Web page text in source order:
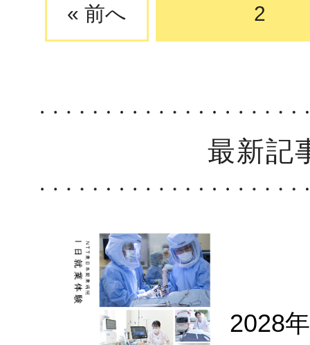
« 前へ 2
最新記
2028